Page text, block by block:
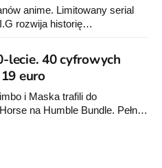
anime. Limitowany serial
rozwija historię
z serii „Gwiezdne
odcinków jest już dostępnych
lecie. 40 cyfrowych
euro
i Maska trafili do
na Humble Bundle. Pełny